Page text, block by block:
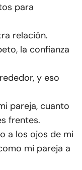
para
relación.
la confianza
y eso
pareja, cuanto
frentes.
a los ojos de mi
mi pareja a